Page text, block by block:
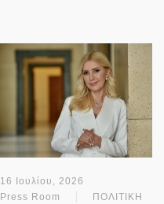
16 Ιουλίου, 2026
Press Room
ΠΟΛΙΤΙΚΗ